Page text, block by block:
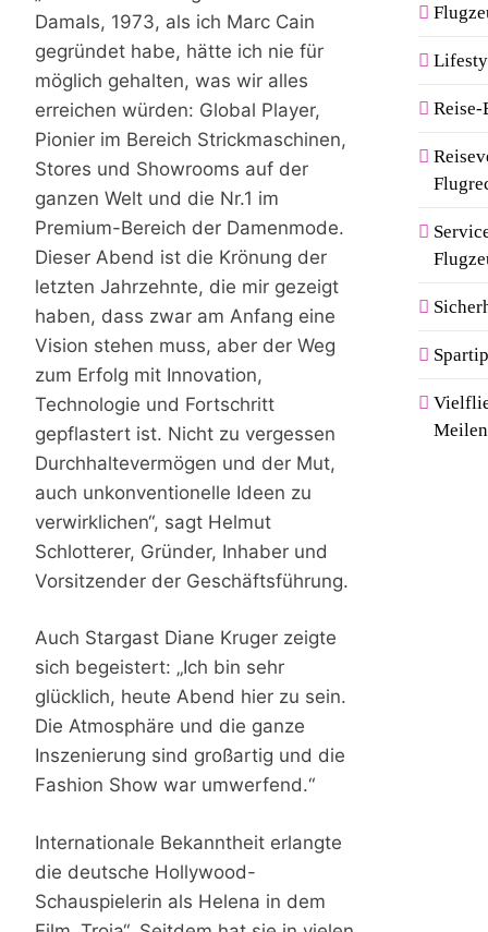
Damals, 1973, als ich Marc Cain
gegründet habe, hätte ich nie für
möglich gehalten, was wir alles
erreichen würden: Global Player,
Pionier im Bereich Strickmaschinen,
Stores und Showrooms auf der
ganzen Welt und die Nr.1 im
Premium-Bereich der Damenmode.
Dieser Abend ist die Krönung der
letzten Jahrzehnte, die mir gezeigt
haben, dass zwar am Anfang eine
Vision stehen muss, aber der Weg
zum Erfolg mit Innovation,
Technologie und Fortschritt
gepflastert ist. Nicht zu vergessen
Durchhaltevermögen und der Mut,
auch unkonventionelle Ideen zu
verwirklichen“, sagt Helmut
Schlotterer, Gründer, Inhaber und
Vorsitzender der Geschäftsführung.
Auch Stargast Diane Kruger zeigte
sich begeistert: „Ich bin sehr
glücklich, heute Abend hier zu sein.
Die Atmosphäre und die ganze
Inszenierung sind großartig und die
Fashion Show war umwerfend.“
Internationale Bekanntheit erlangte
die deutsche Hollywood-
Schauspielerin als Helena in dem